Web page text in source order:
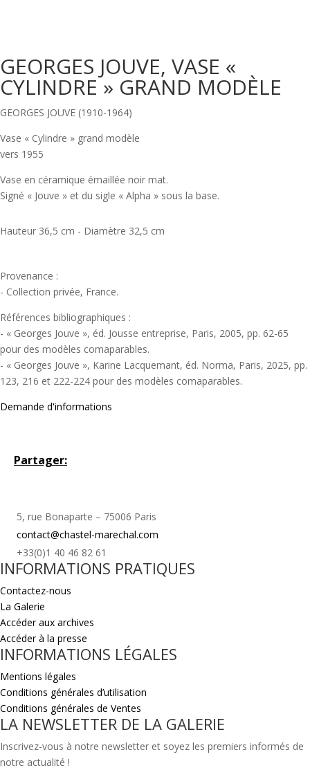
GEORGES JOUVE, VASE «
CYLINDRE » GRAND MODÈLE
GEORGES JOUVE (1910-1964)
Vase « Cylindre » grand modèle
vers 1955
Vase en céramique émaillée noir mat.
Signé « Jouve » et du sigle « Alpha » sous la base.
Hauteur 36,5 cm - Diamètre 32,5 cm
Provenance :
- Collection privée, France.
Références bibliographiques :
- « Georges Jouve », éd. Jousse entreprise, Paris, 2005, pp. 62-65
pour des modèles comaparables.
- « Georges Jouve », Karine Lacquemant, éd. Norma, Paris, 2025, pp.
123, 216 et 222-224 pour des modèles comaparables.
Demande d'informations
Partager:
5, rue Bonaparte – 75006 Paris
contact@chastel-marechal.com
+33(0)1 40 46 82 61
INFORMATIONS PRATIQUES
Contactez-nous
La Galerie
Accéder aux archives
Accéder à la presse
INFORMATIONS LÉGALES
Mentions légales
Conditions générales d’utilisation
Conditions générales de Ventes
LA NEWSLETTER DE LA GALERIE
Inscrivez-vous à notre newsletter et soyez les premiers informés de
notre actualité !